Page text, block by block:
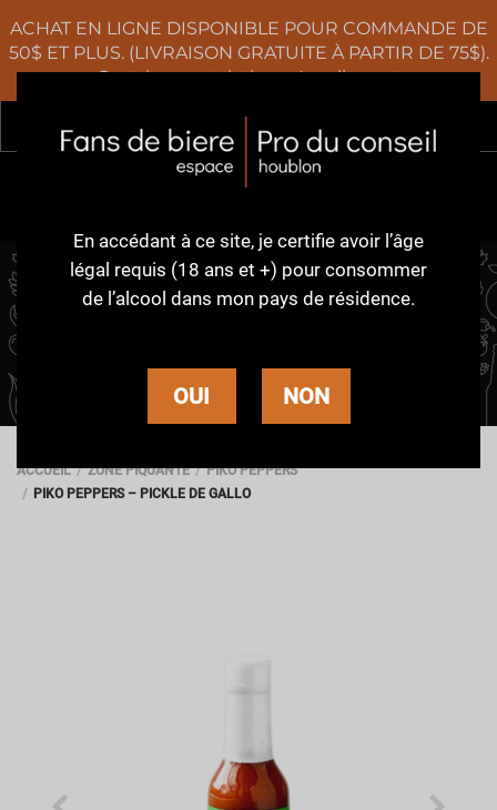
ACHAT EN LIGNE DISPONIBLE POUR COMMANDE DE
50$ ET PLUS. (LIVRAISON GRATUITE À PARTIR DE 75$).
Certaines restrictions s'appliquent
0
ACCUEIL ZONE PIQUANTE
PIKO PEPPERS
PIKO PEPPERS – PICKLE DE GALLO
En accédant à ce site, je certifie avoir l’âge
légal requis (18 ans et +) pour consommer
de l’alcool dans mon pays de résidence.
OUI NON